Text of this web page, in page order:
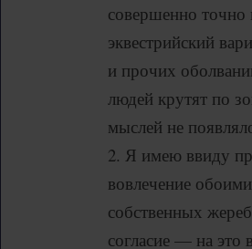
совершенно точно
эквестрийский
и прочих
людей крутят по
мыслей не
2. Я имею ввиду
вовлечение
собственных
согласие — на это